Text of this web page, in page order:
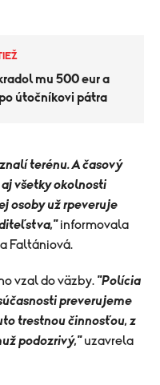
mu 500 eur a
útočníkovi pátra
terénu. A časový
všetky okolnosti
osoby už rpeveruje
informovala
Faltániová.
vzal do väzby. "Polícia
preverujeme
trestnou činnosťou, z
podozrivý,"uzavrela